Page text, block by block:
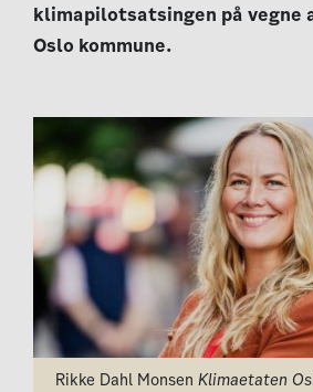
klimapilotsatsingen på vegne
Oslo kommune.
Rikke Dahl Monsen Klimaetaten